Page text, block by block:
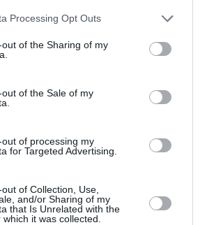
Processing Opt Outs
of the Sharing of my
of the Sale of my
of processing my
for Targeted Advertising.
of Collection, Use,
and/or Sharing of my
that Is Unrelated with the
it was collected.